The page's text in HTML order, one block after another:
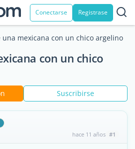
Conectarse Registrase
una mexicana con un chico argelino
con un chico
Suscribirse
hace 11 años #1